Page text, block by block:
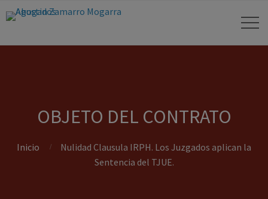
OBJETO DEL CONTRATO
Inicio
Nulidad Clausula IRPH. Los Juzgados aplican la
Sentencia del TJUE.